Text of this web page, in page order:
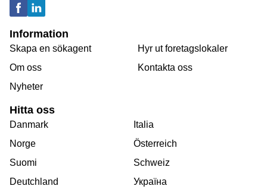
Information
Skapa en sökagent
Om oss
Nyheter
Hyr ut foretagslokaler
Kontakta oss
Hitta oss
Danmark
Norge
Suomi
Deutchland
Italia
Österreich
Schweiz
Україна